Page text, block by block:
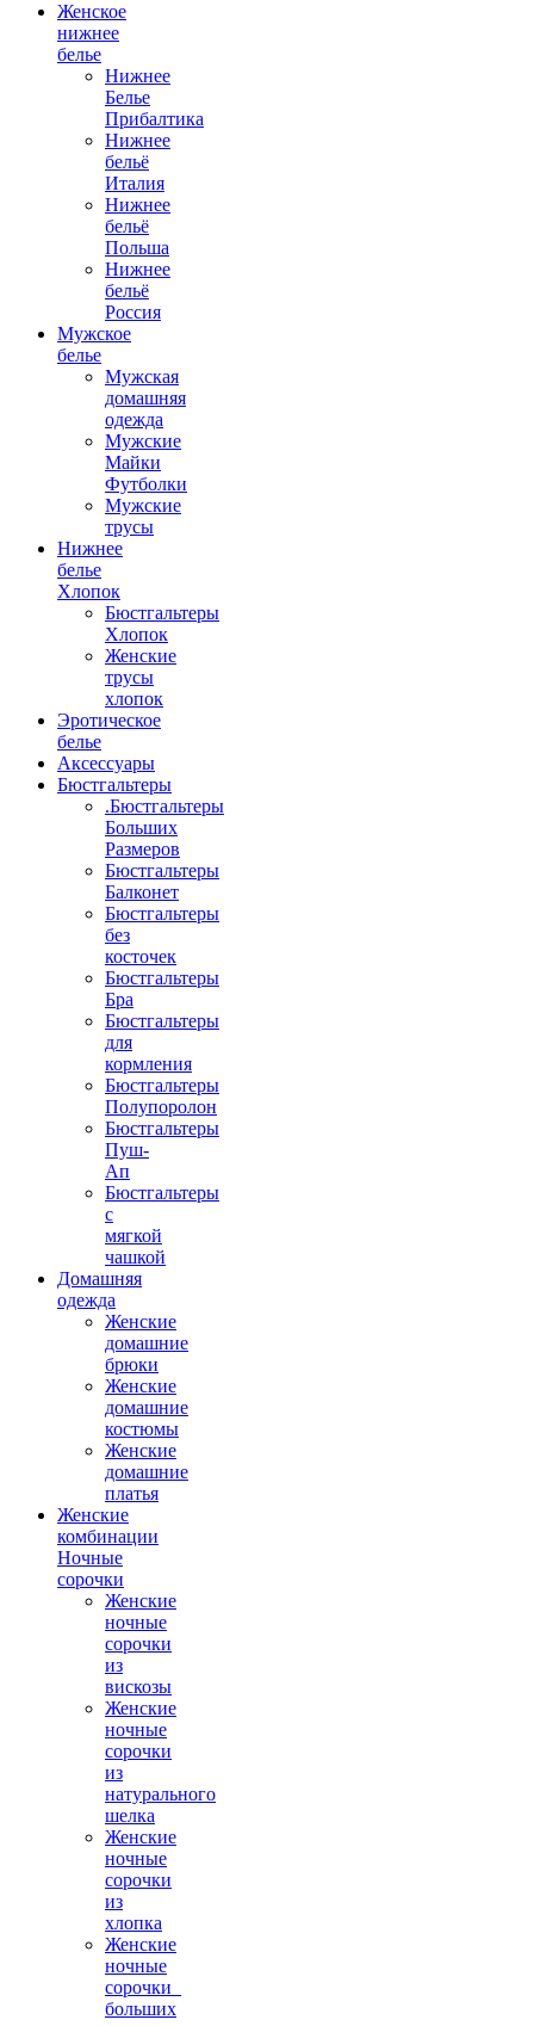
Женское
нижнее
белье
Нижнее
Белье
Прибалтика
Нижнее
бельё
Италия
Нижнее
бельё
Польша
Нижнее
бельё
Россия
Мужское
белье
Мужская
домашняя
одежда
Мужские
Майки
Футболки
Мужские
трусы
Нижнее
белье
Хлопок
Бюстгальтеры
Хлопок
Женские
трусы
хлопок
Эротическое
белье
Аксессуары
Бюстгальтеры
.Бюстгальтеры
Больших
Размеров
Бюстгальтеры
Балконет
Бюстгальтеры
без
косточек
Бюстгальтеры
Бра
Бюстгальтеры
для
кормления
Бюстгальтеры
Полупоролон
Бюстгальтеры
Пуш-
Ап
Бюстгальтеры
с
мягкой
чашкой
Домашняя
одежда
Женские
домашние
брюки
Женские
домашние
костюмы
Женские
домашние
платья
Женские
комбинации
Ночные
сорочки
Женские
ночные
сорочки
из
вискозы
Женские
ночные
сорочки
из
натурального
шелка
Женские
ночные
сорочки
из
хлопка
Женские
ночные
сорочки_
больших